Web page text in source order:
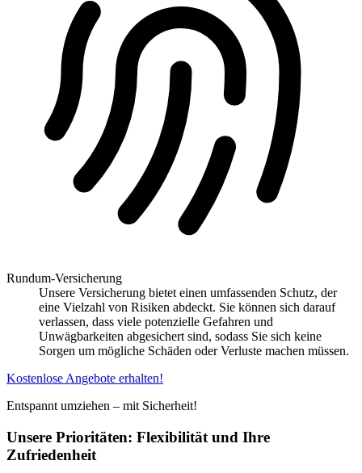
Rundum-Versicherung
Unsere Versicherung bietet einen umfassenden Schutz, der
eine Vielzahl von Risiken abdeckt. Sie können sich darauf
verlassen, dass viele potenzielle Gefahren und
Unwägbarkeiten abgesichert sind, sodass Sie sich keine
Sorgen um mögliche Schäden oder Verluste machen müssen.
Kostenlose Angebote erhalten!
Entspannt umziehen – mit Sicherheit!
Unsere Prioritäten: Flexibilität und Ihre
Zufriedenheit